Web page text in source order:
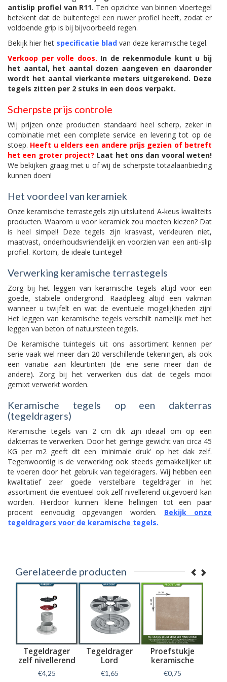
antislip profiel van R11. Ten opzichte van binnen vloertegel
betekent dat de buitentegel een ruwer profiel heeft, zodat er
voldoende grip is bij bijvoorbeeld regen.
Bekijk hier het specificatie blad van deze keramische tegel.
Verkoop per volle doos. In de rekenmodule kunt u bij
het aantal, het aantal dozen aangeven en daaronder
wordt het aantal vierkante meters uitgerekend. Deze
tegels zitten per 2 stuks in een doos verpakt.
Scherpste prijs controle
Wij prijzen onze producten standaard heel scherp, zeker in
combinatie met een complete service en levering tot op de
stoep. Heeft u elders een andere prijs gezien of betreft
het een groter project? Laat het ons dan vooral weten!
We bekijken graag met u of wij de scherpste totaalaanbieding
kunnen doen!
Het voordeel van keramiek
Onze keramische terrastegels zijn uitsluitend A-keus kwaliteits
producten. Waarom u voor keramiek zou moeten kiezen? Dat
is heel simpel! Deze tegels zijn krasvast, verkleuren niet,
maatvast, onderhoudsvriendelijk en voorzien van een anti-slip
profiel. Kortom, de ideale tuintegel!
Verwerking keramische terrastegels
Zorg bij het leggen van keramische tegels altijd voor een
goede, stabiele ondergrond. Raadpleeg altijd een vakman
wanneer u twijfelt en wat de eventuele mogelijkheden zijn!
Het leggen van keramische tegels verschilt namelijk met het
leggen van beton of natuursteen tegels.
De keramische tuintegels uit ons assortiment kennen per
serie vaak wel meer dan 20 verschillende tekeningen, als ook
een variatie aan kleurtinten (de ene serie meer dan de
andere). Zorg bij het verwerken dus dat de tegels mooi
gemixt verwerkt worden.
Keramische tegels op een dakterras
(tegeldragers)
Keramische tegels van 2 cm dik zijn ideaal om op een
dakterras te verwerken. Door het geringe gewicht van circa 45
KG per m2 geeft dit een 'minimale druk' op het dak zelf.
Tegenwoordig is de verwerking ook steeds gemakkelijker uit
te voeren door het gebruik van tegeldragers. Wij hebben een
kwalitatief zeer goede verstelbare tegeldrager in het
assortiment die eventueel ook zelf nivellerend uitgevoerd kan
worden. Hierdoor kunnen kleine hellingen tot een paar
procent eenvoudig opgevangen worden. Bekijk onze
tegeldragers voor de keramische tegels.
Gerelateerde producten
Tegeldrager
zelf nivellerend
€4,25
Tegeldrager
Lord
€1,65
Proefstukje
keramische
tegel Fusion
Tortora
€0,75